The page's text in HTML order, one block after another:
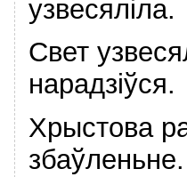
узвесяліла.
Свет
нарадзіўся.
Хрыстова
збаўленьне.